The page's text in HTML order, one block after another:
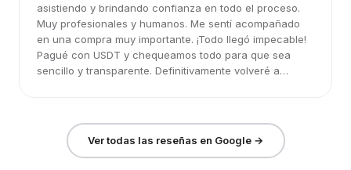
asistiendo y brindando confianza en todo el proceso.
Muy profesionales y humanos. Me sentí acompañado
en una compra muy importante. ¡Todo llegó impecable!
Pagué con USDT y chequeamos todo para que sea
sencillo y transparente. Definitivamente volveré a
Ver todas las reseñas en Google →